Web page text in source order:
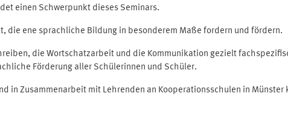
einen Schwerpunkt dieses Seminars.
die ene sprachliche Bildung in besonderem Maße fordern und fördern.
die Wortschatzarbeit und die Kommunikation gezielt
Förderung aller Schülerinnen und Schüler.
in Zusammenarbeit mit Lehrenden an Kooperationsschulen in Münster